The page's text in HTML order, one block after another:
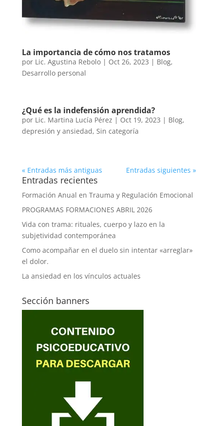
La importancia de cómo nos tratamos
por Lic. Agustina Rebolo| Oct 26, 2023 | Blog,
Desarrollo personal
¿Qué es la indefensión aprendida?
por Lic. Martina Lucía Pérez | Oct 19, 2023 | Blog,
depresión y ansiedad, Sin categoría
« Entradas más antiguas Entradas siguientes »
Entradas recientes
Formación Anual en Trauma y Regulación Emocional
PROGRAMAS FORMACIONES ABRIL 2026
Vida con trama: rituales, cuerpo y lazo en la
subjetividad contemporánea
Como acompañar en el duelo sin intentar «arreglar»
el dolor.
La ansiedad en los vínculos actuales
Sección banners